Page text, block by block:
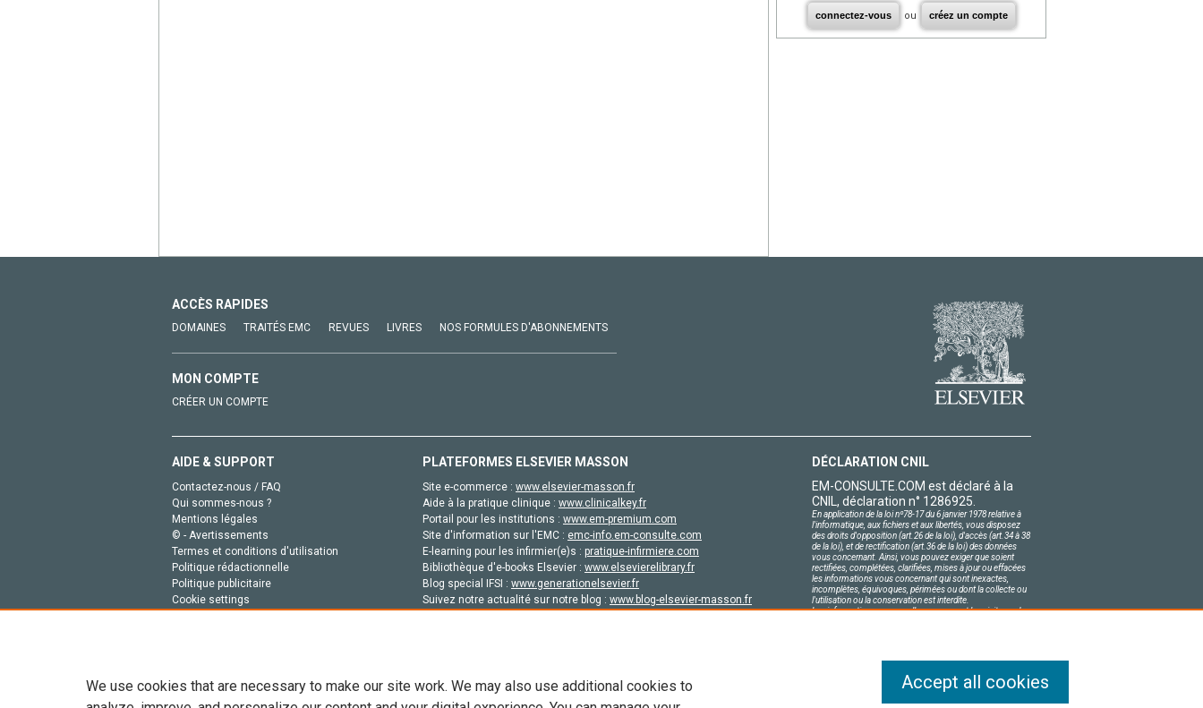
connectez-vous ou créez un compte
ACCÈS RAPIDES
DOMAINES TRAITÉS EMC REVUES LIVRES NOS FORMULES D'ABONNEMENTS
MON COMPTE
CRÉER UN COMPTE
AIDE & SUPPORT
Contactez-nous / FAQ
Qui sommes-nous ?
Mentions légales
© - Avertissements
Termes et conditions d'utilisation
Politique rédactionnelle
Politique publicitaire
Cookie settings
PLATEFORMES ELSEVIER MASSON
Site e-commerce : www.elsevier-masson.fr
Aide à la pratique clinique : www.clinicalkey.fr
Portail pour les institutions : www.em-premium.com
Site d'information sur l'EMC : emc-info.em-consulte.com
E-learning pour les infirmier(e)s : pratique-infirmiere.com
Bibliothèque d'e-books Elsevier : www.elsevierelibrary.fr
Blog special IFSI : www.generationelsevier.fr
Suivez notre actualité sur notre blog : www.blog-elsevier-masson.fr
DÉCLARATION CNIL
EM-CONSULTE.COM est déclaré à la
CNIL, déclaration n° 1286925.
En application de la loi nº78-17 du 6 janvier 1978 relative à
l'informatique, aux fichiers et aux libertés, vous disposez
des droits d'opposition (art.26 de la loi), d'accès (art.34 à 38
de la loi), et de rectification (art.36 de la loi) des données
vous concernant. Ainsi, vous pouvez exiger que soient
rectifiées, complétées, clarifiées, mises à jour ou effacées
les informations vous concernant qui sont inexactes,
incomplètes, équivoques, périmées ou dont la collecte ou
l'utilisation ou la conservation est interdite.
Les informations personnelles concernant les visiteurs de
We use cookies that are necessary to make our site work. We may also use additional cookies to
Accept all cookies